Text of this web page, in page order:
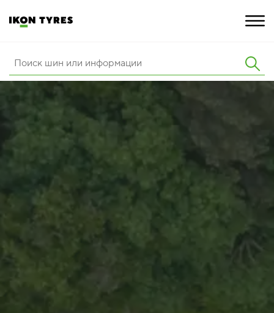
ШИНЫ
ИННОВАЦИИ
РАСШИРЕННАЯ ГАРАНТИЯ
КАРЬЕРА